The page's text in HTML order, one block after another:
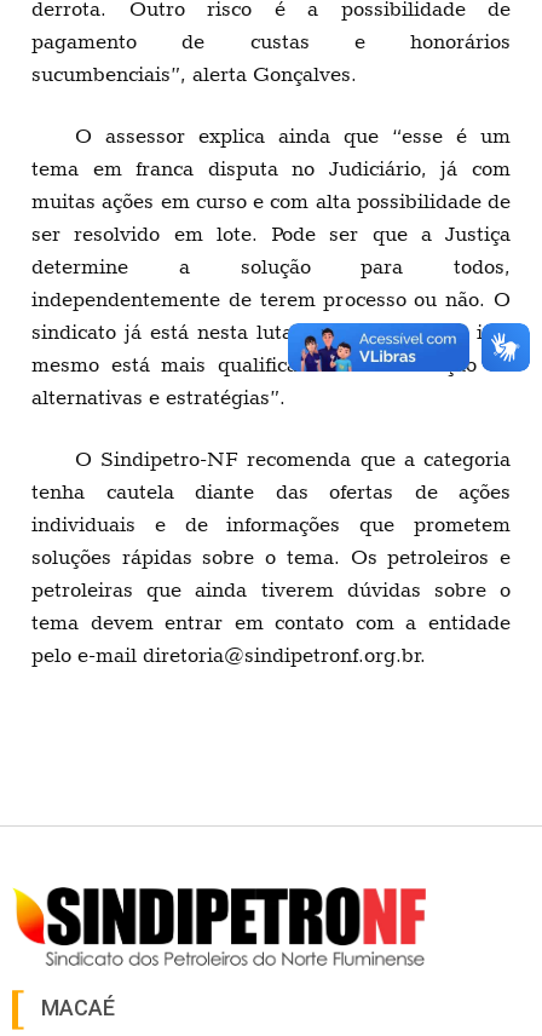
derrota. Outro risco é a possibilidade de
pagamento de custas e honorários
sucumbenciais”, alerta Gonçalves.
O assessor explica ainda que “esse é um
tema em franca disputa no Judiciário, já com
muitas ações em curso e com alta possibilidade de
ser resolvido em lote. Pode ser que a Justiça
determine a solução para todos,
independentemente de terem processo ou não. O
sindicato já está nesta luta há tempos, e por isto
mesmo está mais qualificado à consideração de
alternativas e estratégias”.
O Sindipetro-NF recomenda que a categoria
tenha cautela diante das ofertas de ações
individuais e de informações que prometem
soluções rápidas sobre o tema. Os petroleiros e
petroleiras que ainda tiverem dúvidas sobre o
tema devem entrar em contato com a entidade
pelo e-mail diretoria@sindipetronf.org.br.
MACAÉ